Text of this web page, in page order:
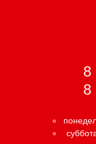
8
8